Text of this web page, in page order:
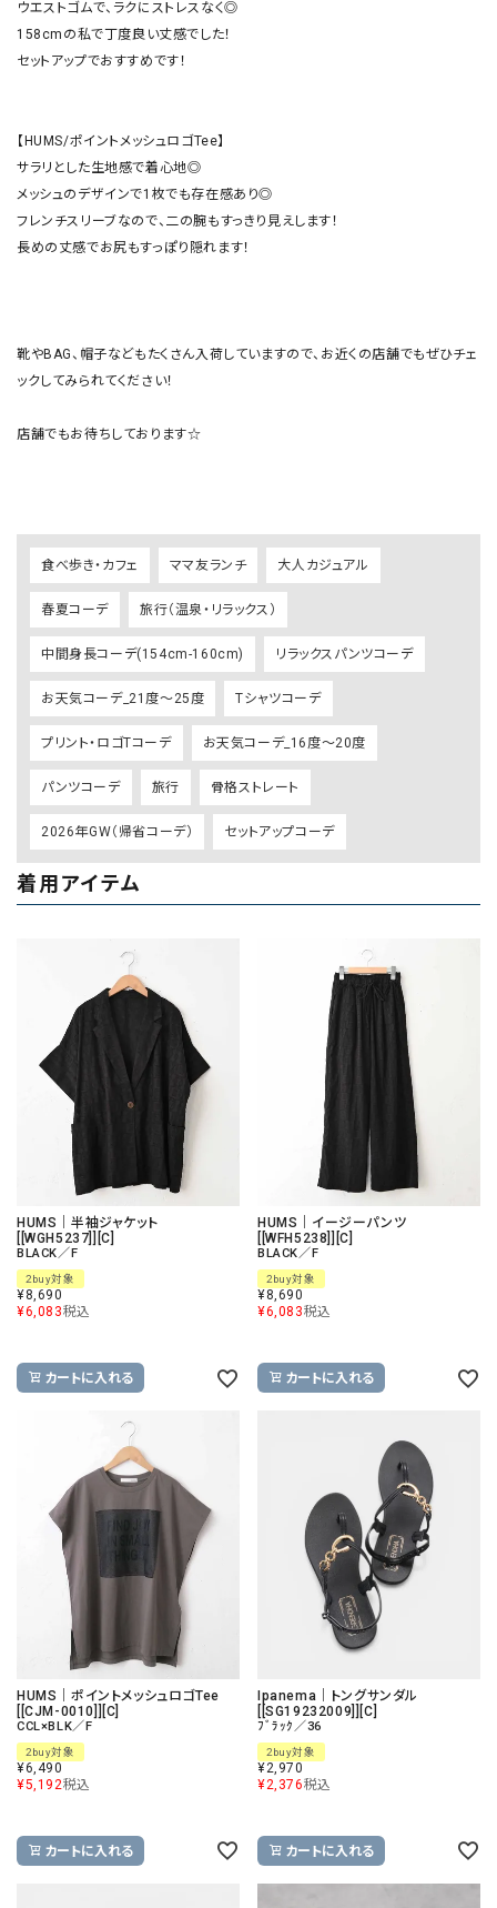
ウエストゴムで、ラクにストレスなく◎
158cmの私で丁度良い丈感でした！
セットアップでおすすめです！
【HUMS/ポイントメッシュロゴTee】
サラリとした生地感で着心地◎
メッシュのデザインで1枚でも存在感あり◎
フレンチスリーブなので、二の腕もすっきり見えします！
長めの丈感でお尻もすっぽり隠れます！
靴やBAG、帽子などもたくさん入荷していますので、お近くの店舗でもぜひチェ
ックしてみられてください！
店舗でもお待ちしております☆
食べ歩き・カフェ ママ友ランチ 大人カジュアル
春夏コーデ 旅行（温泉・リラックス）
中間身長コーデ(154cm-160cm) リラックスパンツコーデ
お天気コーデ_21度～25度 Tシャツコーデ
プリント・ロゴTコーデ お天気コーデ_16度～20度
パンツコーデ 旅行 骨格ストレート
2026年GW（帰省コーデ） セットアップコーデ
着用アイテム
HUMS｜半袖ジャケット
[[WGH5237]][C]
BLACK／F
2buy対象
¥8,690
¥6,083税込
カートに入れる
HUMS｜イージーパンツ
[[WFH5238]][C]
BLACK／F
2buy対象
¥8,690
¥6,083税込
カートに入れる
HUMS｜ポイントメッシュロゴTee
[[CJM-0010]][C]
CCL×BLK／F
2buy対象
¥6,490
¥5,192税込
カートに入れる
Ipanema｜トングサンダル
[[SG19232009]][C]
ﾌﾞﾗｯｸ／36
2buy対象
¥2,970
¥2,376税込
カートに入れる